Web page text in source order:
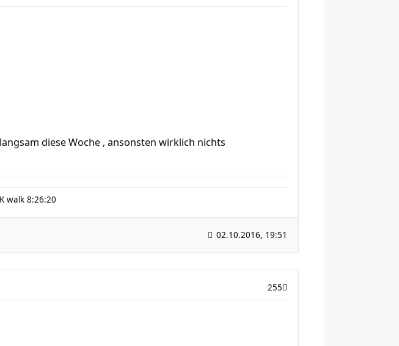
diese Woche , ansonsten wirklich nichts
walk 8:26:20
02.10.2016, 19:51
255